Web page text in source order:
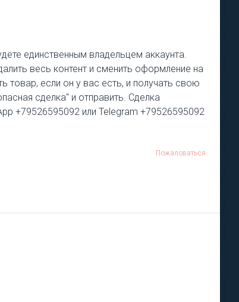
единственным владельцем аккаунта.
весь контент и сменить оформление на
если он у вас есть, и получать свою
сделка" и отправить. Сделка
+79526595092 или Telegram +79526595092
Пожаловаться